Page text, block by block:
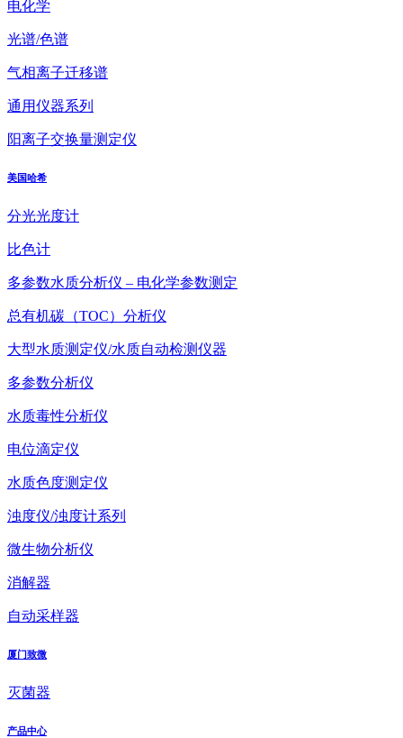
电化学
光谱/色谱
气相离子迁移谱
通用仪器系列
阳离子交换量测定仪
美国哈希
分光光度计
比色计
多参数水质分析仪 – 电化学参数测定
总有机碳（TOC）分析仪
大型水质测定仪/水质自动检测仪器
多参数分析仪
水质毒性分析仪
电位滴定仪
水质色度测定仪
浊度仪/浊度计系列
微生物分析仪
消解器
自动采样器
厦门致微
灭菌器
产品中心